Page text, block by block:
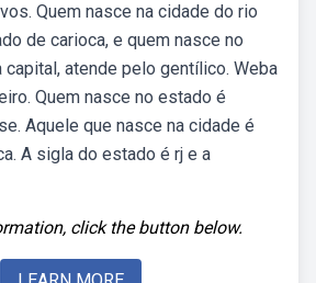
Quem nasce na cidade do rio
de carioca, e quem nasce no
capital, atende pelo gentílico. Weba
Quem nasce no estado é
Aquele que nasce na cidade é
A sigla do estado é rj e a
click the button below.